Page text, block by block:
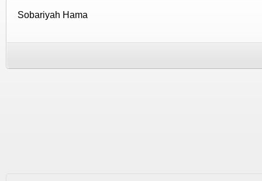
Sobariyah Hama